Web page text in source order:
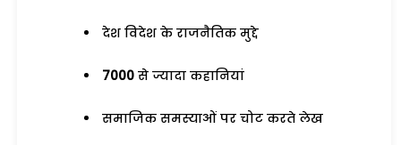
देश विदेश के राजनैतिक मुद्दे
7000 से ज्यादा कहानियां
समाजिक समस्याओं पर चोट करते लेख